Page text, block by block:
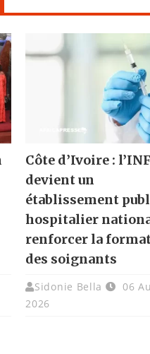
Côte d’Ivoire :
devient un
établissement
hospitalier
renforcer la
des soignants
Sidonie Bella
06
2026